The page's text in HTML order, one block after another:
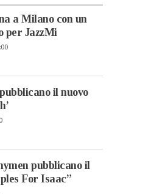
a Milano con un
per JazzMi
il nuovo
pubblicano il
For Isaac”